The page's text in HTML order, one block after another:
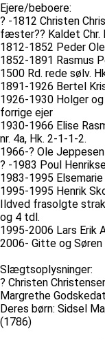
Ejere/beboere:
? -1812 Christen
fæster?? Kaldet Chr.
1812-1852 Peder
1852-1891 Rasmus
1500 Rd. rede sølv.
1891-1926 Bertel
1926-1930 Holger
forrige ejer
1930-1966 Elise
nr. 4a, Hk. 2-1-1-2.
1966-? Ole
? -1983 Poul
1983-1995 Elsemarie
1995-1995 Henrik
Ildved frasolgte
og 4 tdl.
1995-2006 Lars Erik
2006- Gitte og Søren
Slægtsoplysninger:
? Christen
Margrethe
Deres børn: Sidsel
(1786)